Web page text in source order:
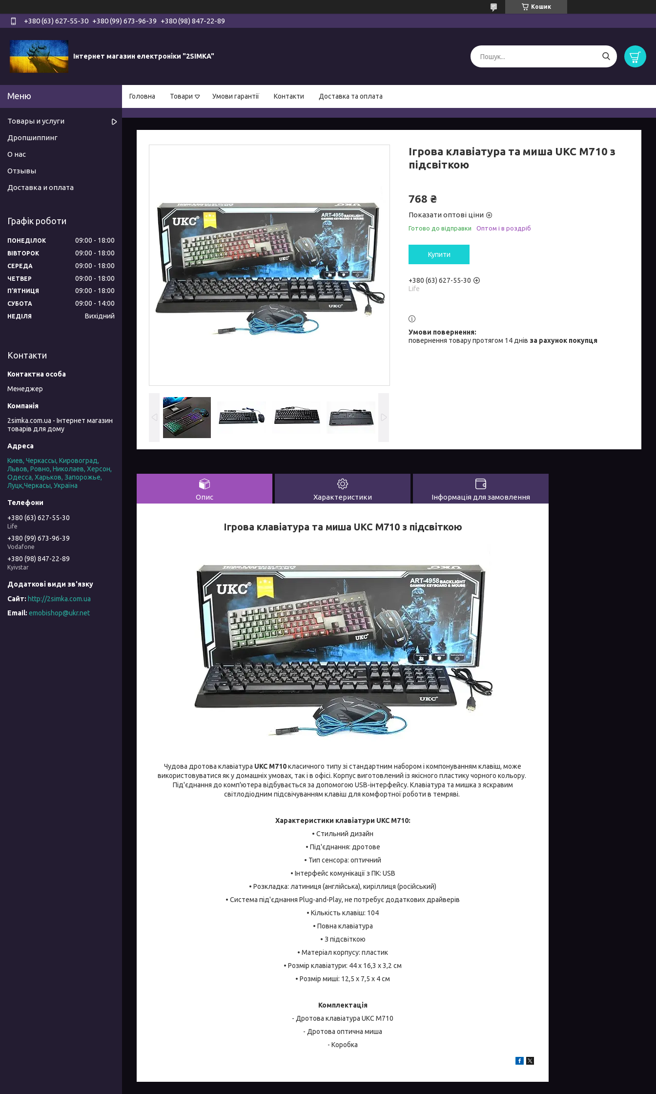
Кошик
+380 (63) 627-55-30 +380 (99) 673-96-39 +380 (98) 847-22-89
Інтернет магазин електроніки "2SIMKA"
Головна Товари Умови гарантії Контакти Доставка та оплата
Ігрова клавіатура та миша UKC M710 з
підсвіткою
768 ₴
Показати оптові ціни
Готово до відправки Оптом і в роздріб
Купити
+380 (63) 627-55-30
Life
повернення товару протягом 14 днів за рахунок покупця
Опис Характеристики Інформація для замовлення
Ігрова клавіатура та миша UKC M710 з підсвіткою
Чудова дротова клавіатура UKC M710класичного типу зі стандартним набором і компонуванням клавіш, може
використовуватися як у домашніх умовах, так і в офісі. Корпус виготовлений із якісного пластику чорного кольору.
Під'єднання до комп'ютера відбувається за допомогою USB-інтерфейсу. Клавіатура та мишка з яскравим
світлодіодним підсвічуванням клавіш для комфортної роботи в темряві.
Характеристики клавіатури UKC M710:
• Стильний дизайн
• Під'єднання: дротове
• Тип сенсора: оптичний
• Інтерфейс комунікації з ПК: USB
• Розкладка: латиниця (англійська), киріллиця (російський)
• Система під'єднання Plug-and-Play, не потребує додаткових драйверів
• Кількість клавіш: 104
• Повна клавіатура
• З підсвіткою
• Матеріал корпусу: пластик
• Розмір клавіатури: 44 x 16,3 x 3,2 см
• Розмір миші: 12,5 x 7,5 x 4 см
Комплектація
- Дротова клавіатура UKC M710
- Дротова оптична миша
- Коробка
Товары и услуги
Дропшиппинг
О нас
Отзывы
Доставка и оплата
Графік роботи
ПОНЕДІЛОК 09:00 18:00
ВІВТОРОК 09:00 18:00
СЕРЕДА 09:00 18:00
ЧЕТВЕР 09:00 18:00
ПʼЯТНИЦЯ 09:00 18:00
СУБОТА 09:00 14:00
НЕДІЛЯ Вихідний
Контакти
Менеджер
2simka.com.ua - Інтернет магазин
товарів для дому
Киев, Черкассы, Кировоград,
Львов, Ровно, Николаев, Херсон,
Одесса, Харьков, Запорожье,
Луцк,Черкасы, Україна
+380 (63) 627-55-30
Life
+380 (99) 673-96-39
Vodafone
+380 (98) 847-22-89
Kyivstar
http://2simka.com.ua
emobishop@ukr.net